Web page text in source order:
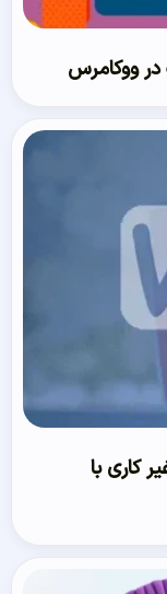
ووکامرس
کاری با